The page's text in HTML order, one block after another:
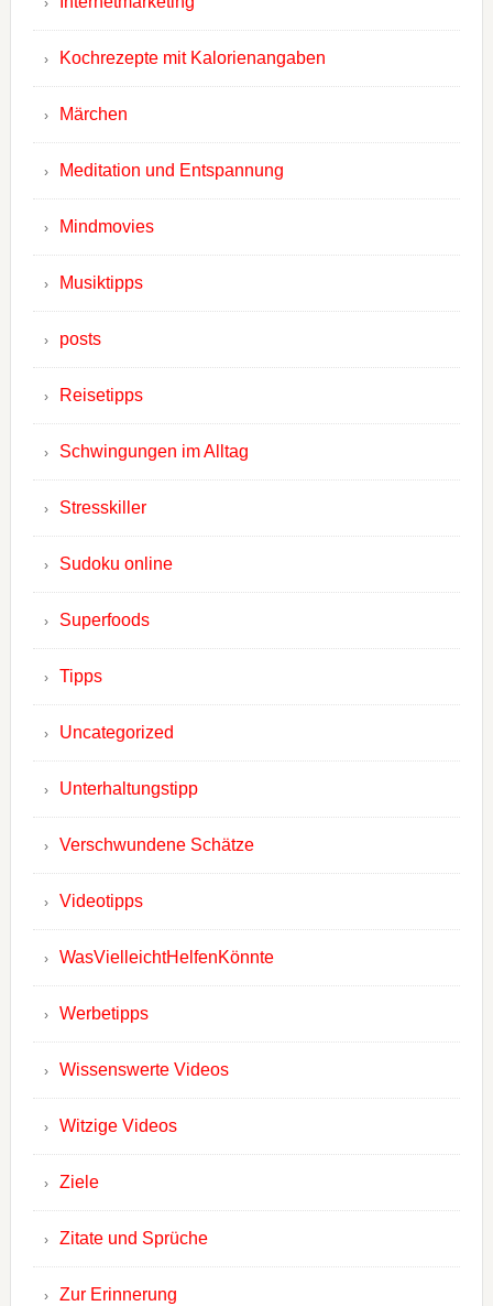
Kochrezepte mit Kalorienangaben
Märchen
Meditation und Entspannung
Mindmovies
Musiktipps
posts
Reisetipps
Schwingungen im Alltag
Stresskiller
Sudoku online
Superfoods
Tipps
Uncategorized
Unterhaltungstipp
Verschwundene Schätze
Videotipps
WasVielleichtHelfenKönnte
Werbetipps
Wissenswerte Videos
Witzige Videos
Ziele
Zitate und Sprüche
Zur Erinnerung